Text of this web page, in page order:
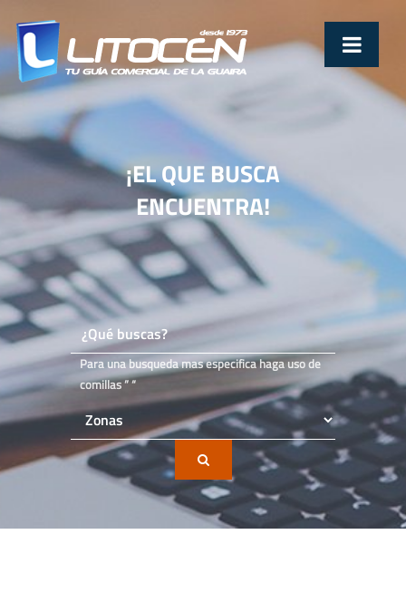
¡EL QUE BUSCA
ENCUENTRA!
Para una busqueda mas especifica haga uso de
comillas ” “